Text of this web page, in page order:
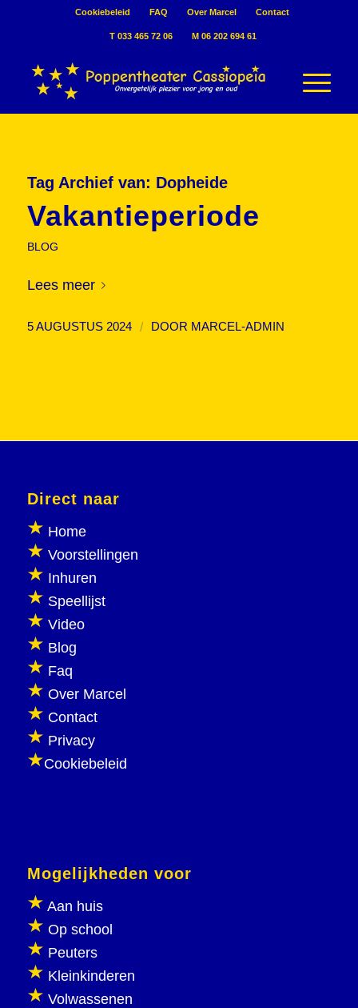
Cookiebeleid FAQ Over Marcel Contact
T 033 465 72 06 M 06 202 694 61
Tag Archief van: Dopheide
Vakantieperiode
BLOG
Lees meer
5 AUGUSTUS 2024 / DOOR MARCEL-ADMIN
Direct naar
Home
Voorstellingen
Inhuren
Speellijst
Video
Blog
Faq
Over Marcel
Contact
Privacy
Cookiebeleid
Mogelijkheden voor
Aan huis
Op school
Peuters
Kleinkinderen
Volwassenen